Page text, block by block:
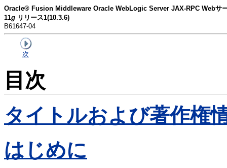
Oracle® Fusion Middleware Oracle WebLogic Server JAX-RPC Webサ
11g リリース1(10.3.6)
B61647-04
次
目次
タイトルおよび著作権
はじめに